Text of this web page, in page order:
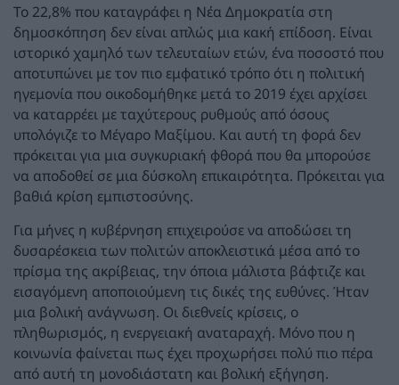
Το 22,8% που καταγράφει η Νέα Δημοκρατία στη
δημοσκόπηση δεν είναι απλώς μια κακή επίδοση. Είναι
ιστορικό χαμηλό των τελευταίων ετών, ένα ποσοστό που
αποτυπώνει με τον πιο εμφατικό τρόπο ότι η πολιτική
ηγεμονία που οικοδομήθηκε μετά το 2019 έχει αρχίσει
να καταρρέει με ταχύτερους ρυθμούς από όσους
υπολόγιζε το Μέγαρο Μαξίμου. Και αυτή τη φορά δεν
πρόκειται για μια συγκυριακή φθορά που θα μπορούσε
να αποδοθεί σε μια δύσκολη επικαιρότητα. Πρόκειται για
βαθιά κρίση εμπιστοσύνης.
Για μήνες η κυβέρνηση επιχειρούσε να αποδώσει τη
δυσαρέσκεια των πολιτών αποκλειστικά μέσα από το
πρίσμα της ακρίβειας, την όποια μάλιστα βάφτιζε και
εισαγόμενη αποποιούμενη τις δικές της ευθύνες. Ήταν
μια βολική ανάγνωση. Οι διεθνείς κρίσεις, ο
πληθωρισμός, η ενεργειακή αναταραχή. Μόνο που η
κοινωνία φαίνεται πως έχει προχωρήσει πολύ πιο πέρα
από αυτή τη μονοδιάστατη και βολική εξήγηση.